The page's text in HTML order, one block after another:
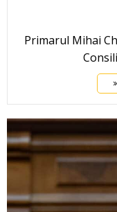
Primarul Mihai